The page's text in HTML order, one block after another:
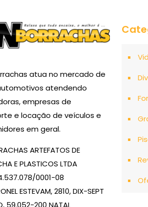
atua no mercado de
atendendo
empresas de
e locação de veículos e
em geral.
ARTEFATOS DE
E PLASTICOS LTDA
0001-08
ESTEVAM, 2810, DIX-SEPT
59.052-200 NATAL